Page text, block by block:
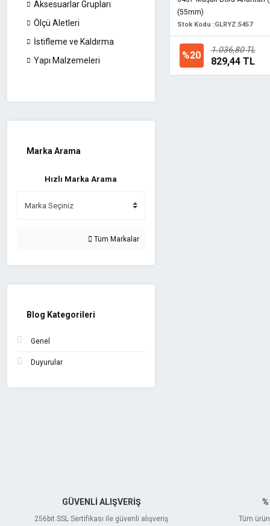
Aksesuarlar Grupları
Ölçü Aletleri
İstifleme ve Kaldırma
Yapı Malzemeleri
Marka Arama
Hızlı Marka Arama
Tüm Markalar
Blog Kategorileri
Genel
Duyurular
(55mm)
Stok Kodu :GLRYZ.5457
%20 1.036,80 TL
829,44 TL
GÜVENLİ ALIŞVERİŞ
256bit SSL Sertifikası ile güvenli alışveriş Tüm